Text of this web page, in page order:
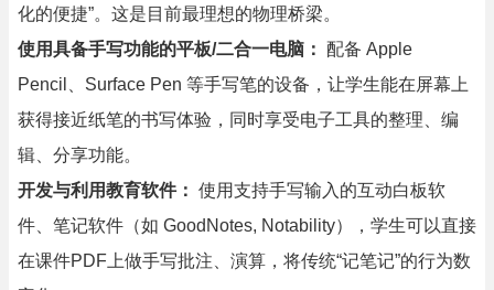
化的便捷”。这是目前最理想的物理桥梁。
使用具备手写功能的平板/二合一电脑：
配备 Apple
Pencil、Surface Pen 等手写笔的设备，让学生能在屏幕上
获得接近纸笔的书写体验，同时享受电子工具的整理、编
辑、分享功能。
开发与利用教育软件： 使用支持手写输入的互动白板软
件、笔记软件（如 GoodNotes, Notability），学生可以直接
在课件PDF上做手写批注、演算，将传统“记笔记”的行为数